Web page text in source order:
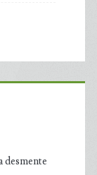
desmente